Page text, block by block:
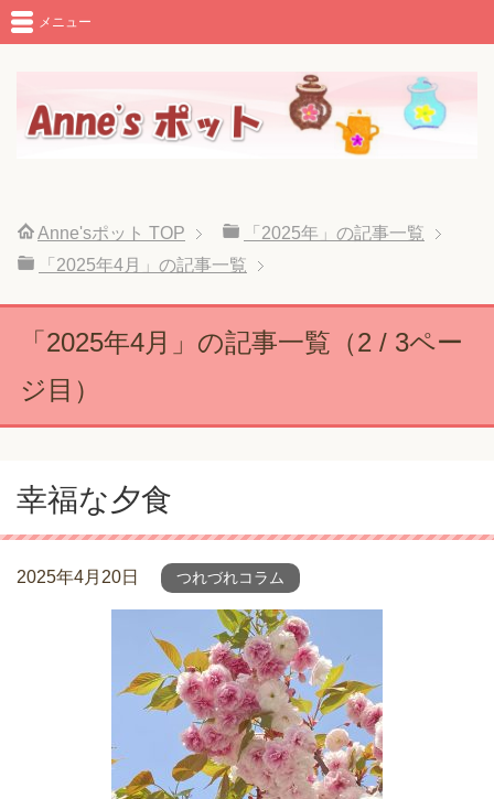
メニュー
Anne'sポット TOP
「2025年」の記事一覧
「2025年4月」の記事一覧
「2025年4月」の記事一覧（2 / 3ペー
ジ目）
幸福な夕食
2025年4月20日 つれづれコラム